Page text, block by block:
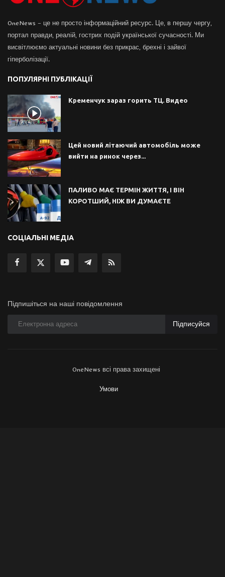
OneNews – це не просто інформаційний ресурс. Це, в першу чергу,
портал правди, реалій, гострих подій української сучасності. Ми
висвітлюємо актуальні новини без прикрас, брехні і зайвої
гіперболізації.
ПОПУЛЯРНІ ПУБЛІКАЦІЇ
Кременчук зараз горить ТЦ. Видео
Цей новий літаючий автомобіль може
вийти на ринок через...
ПАЛИВО МАЄ ТЕРМІН ЖИТТЯ, І ВІН
КОРОТШИЙ, НІЖ ВИ ДУМАЄТЕ
СОЦІАЛЬНІ МЕДІА
Підпишіться на наші повідомлення
Підписуйся
OneNews всі права захищені
Умови